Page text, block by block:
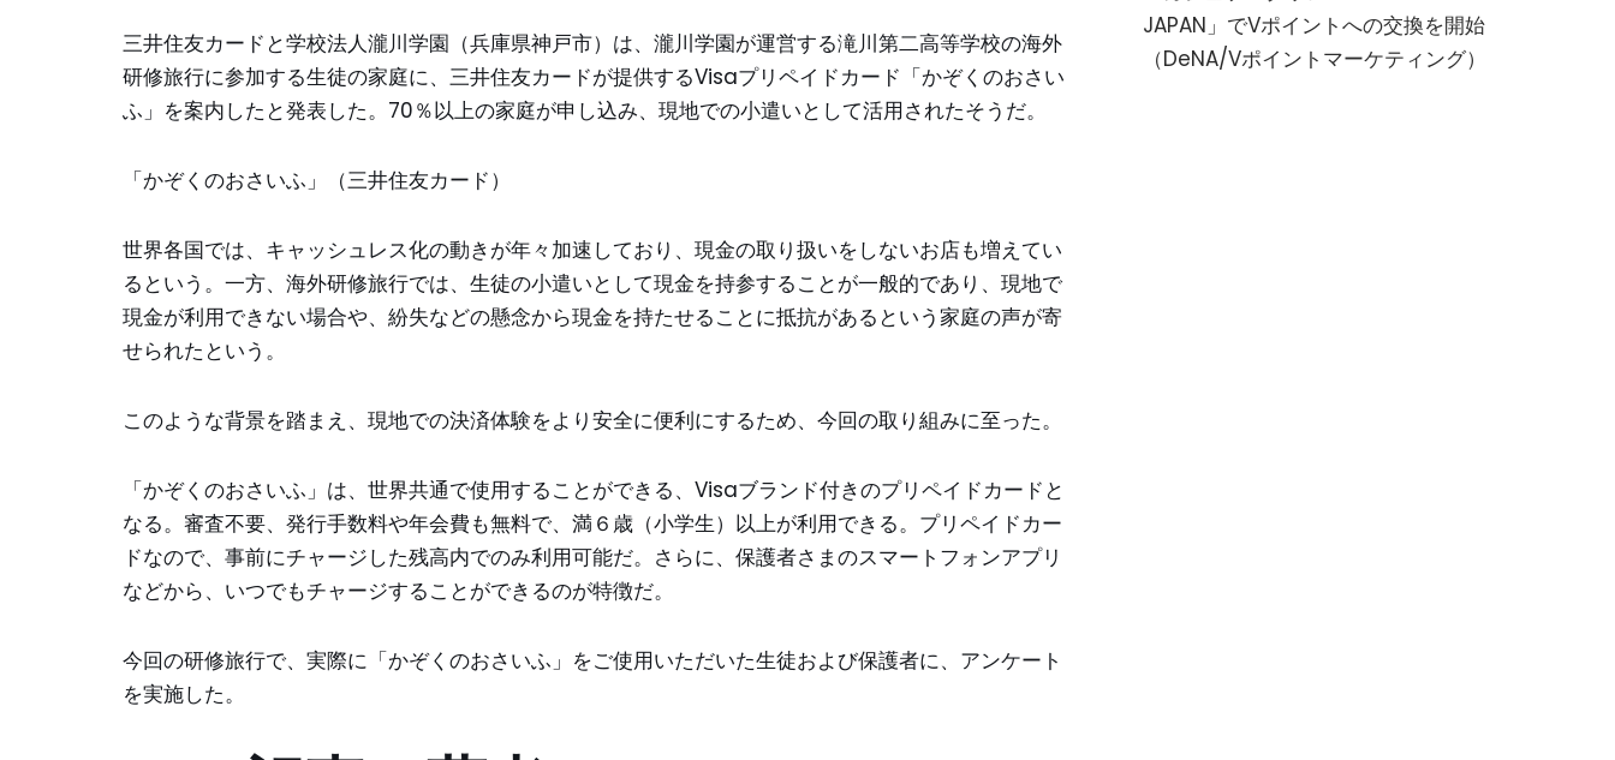
三井住友カードと学校法人瀧川学園（兵庫県神戸市）は、瀧川学園が運営する滝川第二高等学校の海外
研修旅行に参加する生徒の家庭に、三井住友カードが提供するVisaプリペイドカード「かぞくのおさい
ふ」を案内したと発表した。70％以上の家庭が申し込み、現地での小遣いとして活用されたそうだ。
「かぞくのおさいふ」（三井住友カード）
世界各国では、キャッシュレス化の動きが年々加速しており、現金の取り扱いをしないお店も増えてい
るという。一方、海外研修旅行では、生徒の小遣いとして現金を持参することが一般的であり、現地で
現金が利用できない場合や、紛失などの懸念から現金を持たせることに抵抗があるという家庭の声が寄
せられたという。
このような背景を踏まえ、現地での決済体験をより安全に便利にするため、今回の取り組みに至った。
「かぞくのおさいふ」は、世界共通で使用することができる、Visaブランド付きのプリペイドカードと
なる。審査不要、発行手数料や年会費も無料で、満６歳（小学生）以上が利用できる。プリペイドカー
ドなので、事前にチャージした残高内でのみ利用可能だ。さらに、保護者さまのスマートフォンアプリ
などから、いつでもチャージすることができるのが特徴だ。
今回の研修旅行で、実際に「かぞくのおさいふ」をご使用いただいた生徒および保護者に、アンケート
を実施した。
JAPAN」でVポイントへの交換を開始
（DeNA/Vポイントマーケティング）